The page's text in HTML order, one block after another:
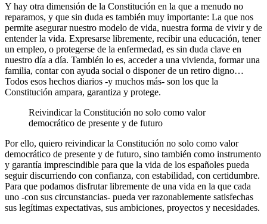
Y hay otra dimensión de la Constitución en la que a menudo no
reparamos, y que sin duda es también muy importante: La que nos
permite asegurar nuestro modelo de vida, nuestra forma de vivir y de
entender la vida. Expresarse libremente, recibir una educación, tener
un empleo, o protegerse de la enfermedad, es sin duda clave en
nuestro día a día. También lo es, acceder a una vivienda, formar una
familia, contar con ayuda social o disponer de un retiro digno…
Todos esos hechos diarios -y muchos más- son los que la
Constitución ampara, garantiza y protege.
Reivindicar la Constitución no solo como valor
democrático de presente y de futuro
Por ello, quiero reivindicar la Constitución no solo como valor
democrático de presente y de futuro, sino también como instrumento
y garantía imprescindible para que la vida de los españoles pueda
seguir discurriendo con confianza, con estabilidad, con certidumbre.
Para que podamos disfrutar libremente de una vida en la que cada
uno -con sus circunstancias- pueda ver razonablemente satisfechas
sus legítimas expectativas, sus ambiciones, proyectos y necesidades.